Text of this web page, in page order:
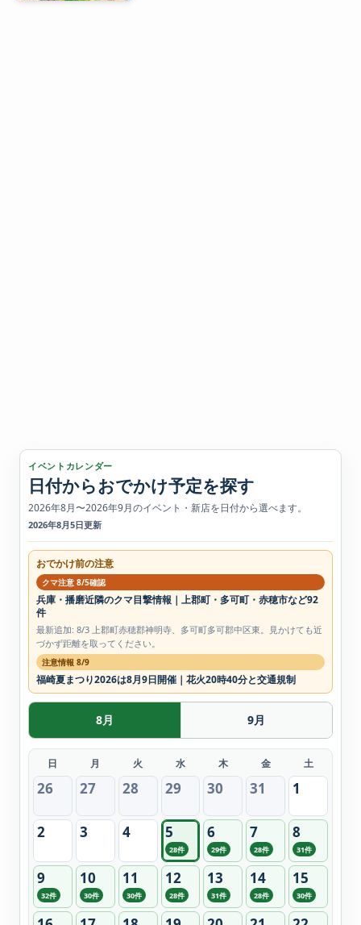
イベントカレンダー
日付からおでかけ予定を探す
2026年8月〜2026年9月のイベント・新店を日付から選べます。
2026年8月5日更新
おでかけ前の注意
クマ注意 8/5確認
兵庫・播磨近隣のクマ目撃情報｜上郡町・多可町・赤穂市など92
件
最新追加: 8/3 上郡町赤穂郡神明寺、多可町多可郡中区東。見かけても近
づかず距離を取ってください。
注意情報 8/9
福崎夏まつり2026は8月9日開催｜花火20時40分と交通規制
8月 9月
日 月 火 水 木 金 土
26 27 28 29 30 31 1
2 3 4 5
28件
6
29件
7
28件
8
31件
9
32件
10
30件
11
30件
12
28件
13
31件
14
28件
15
30件